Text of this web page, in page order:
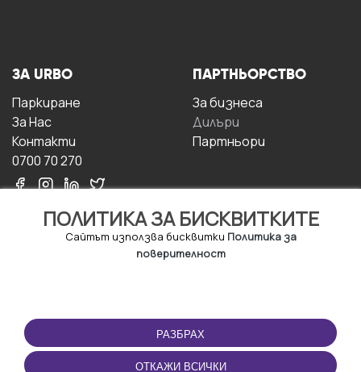
ПОЛИТИКА ЗА БИСКВИТКИТЕ
Сайтът използва бисквитки Политика за
поверителност
РАЗБРАХ
ОТКАЖИ ВСИЧКИ
ЗА URBO
Паркиране
За Hас
Контакти
0700 70 270
ПАРТНЬОРСТВО
За бизнесa
Дилъри
Партньори
ПОЛЗВАНЕ
Правила и условия за
ползване
ПРИЛОЖЕНИЕТО